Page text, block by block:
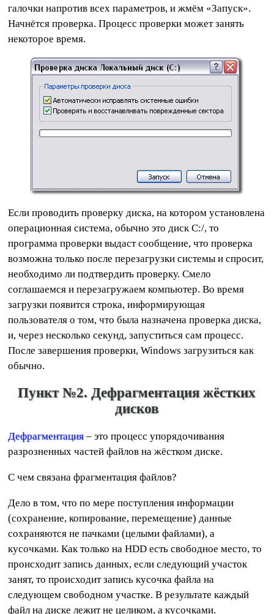
галочки напротив всех параметров, и жмём «Запуск».
Начнётся проверка. Процесс проверки может занять
некоторое время.
Если проводить проверку диска, на котором установлена
операционная система, обычно это диск C:/, то
программа проверки выдаст сообщение, что проверка
возможна только после перезагрузки системы и спросит,
необходимо ли подтвердить проверку. Смело
соглашаемся и перезагружаем компьютер. Во время
загрузки появится строка, информирующая
пользователя о том, что была назначена проверка диска,
и, через несколько секунд, запуститься сам процесс.
После завершения проверки, Windows загрузиться как
обычно.
Пункт №2. Дефрагментация жёстких
дисков
Дефрагментация – это процесс упорядочивания
разрозненных частей файлов на жёстком диске.
С чем связана фрагментация файлов?
Дело в том, что по мере поступления информации
(сохранение, копирование, перемещение) данные
сохраняются не пачками (целыми файлами), а
кусочками. Как только на HDD есть свободное место, то
происходит запись данных, если следующий участок
занят, то происходит запись кусочка файла на
следующем свободном участке. В результате каждый
файл на диске лежит не целиком, а кусочками.